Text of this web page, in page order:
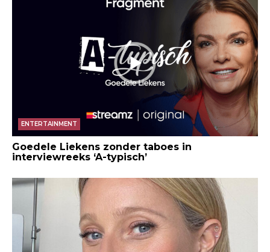
ENTERTAINMENT
Goedele Liekens zonder taboes in
interviewreeks ‘A-typisch’